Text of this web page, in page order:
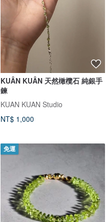
KUÂN KUÂN 天然橄欖石 純銀手
鍊
KUAN KUAN Studio
NT$ 1,000
免運